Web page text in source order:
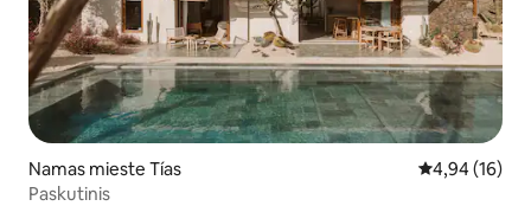
Namas mieste Tías Vidutinis
4,94 (16)
Paskutinis